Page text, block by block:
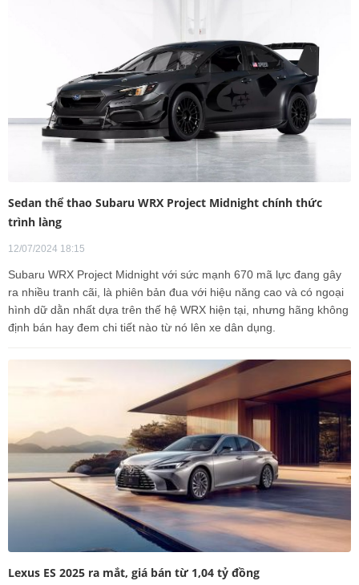
Sedan thể thao Subaru WRX Project Midnight chính thức
trình làng
12/07/2024 18:15
Subaru WRX Project Midnight với sức mạnh 670 mã lực đang gây
ra nhiều tranh cãi, là phiên bản đua với hiệu năng cao và có ngoại
hình dữ dằn nhất dựa trên thế hệ WRX hiện tại, nhưng hãng không
định bán hay đem chi tiết nào từ nó lên xe dân dụng.
Lexus ES 2025 ra mắt, giá bán từ 1,04 tỷ đồng